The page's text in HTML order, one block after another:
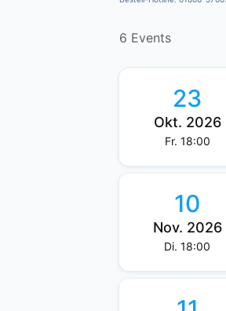
6 Events
23
Okt. 2026
Fr. 18:00
10
Nov. 2026
Di. 18:00